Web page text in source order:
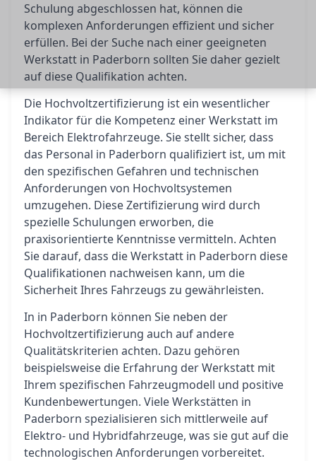
Schulung abgeschlossen hat, können die
komplexen Anforderungen effizient und sicher
erfüllen. Bei der Suche nach einer geeigneten
Werkstatt in Paderborn sollten Sie daher gezielt
auf diese Qualifikation achten.
Die Hochvoltzertifizierung ist ein wesentlicher
Indikator für die Kompetenz einer Werkstatt im
Bereich Elektrofahrzeuge. Sie stellt sicher, dass
das Personal in Paderborn qualifiziert ist, um mit
den spezifischen Gefahren und technischen
Anforderungen von Hochvoltsystemen
umzugehen. Diese Zertifizierung wird durch
spezielle Schulungen erworben, die
praxisorientierte Kenntnisse vermitteln. Achten
Sie darauf, dass die Werkstatt in Paderborn diese
Qualifikationen nachweisen kann, um die
Sicherheit Ihres Fahrzeugs zu gewährleisten.
In in Paderborn können Sie neben der
Hochvoltzertifizierung auch auf andere
Qualitätskriterien achten. Dazu gehören
beispielsweise die Erfahrung der Werkstatt mit
Ihrem spezifischen Fahrzeugmodell und positive
Kundenbewertungen. Viele Werkstätten in
Paderborn spezialisieren sich mittlerweile auf
Elektro- und Hybridfahrzeuge, was sie gut auf die
technologischen Anforderungen vorbereitet.